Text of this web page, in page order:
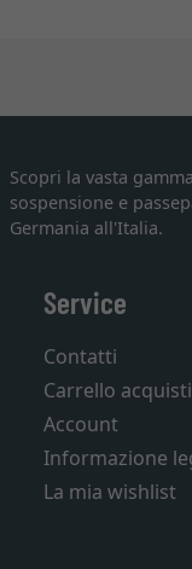
Scopri la vasta
sospensione e
Germania all'Italia.
Service
Contatti
Carrello acquisti
Account
Informazione
La mia wishlist